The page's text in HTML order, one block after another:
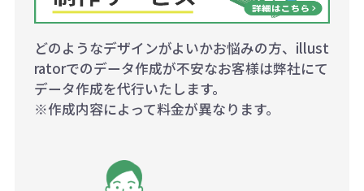
どのようなデザインがよいかお悩みの方、illust
ratorでのデータ作成が不安なお客様は弊社にて
データ作成を代行いたします。
※作成内容によって料金が異なります。